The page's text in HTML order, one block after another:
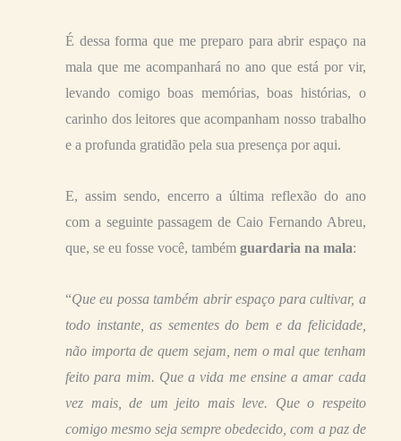
É dessa forma que me preparo para abrir espaço na
mala que me acompanhará no ano que está por vir,
levando comigo boas memórias, boas histórias, o
carinho dos leitores que acompanham nosso trabalho
e a profunda gratidão pela sua presença por aqui.
E, assim sendo, encerro a última reflexão do ano
com a seguinte passagem de Caio Fernando Abreu,
que, se eu fosse você, também guardaria na mala:
“Que eu possa também abrir espaço para cultivar, a
todo instante, as sementes do bem e da felicidade,
não importa de quem sejam, nem o mal que tenham
feito para mim. Que a vida me ensine a amar cada
vez mais, de um jeito mais leve. Que o respeito
comigo mesmo seja sempre obedecido, com a paz de